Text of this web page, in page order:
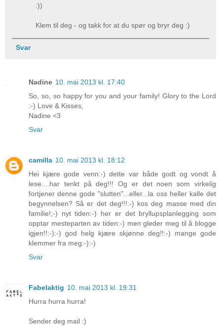
:))
Klem til deg - og takk for at du spør og bryr deg :)
Svar
Nadine 10. mai 2013 kl. 17:40
So, so, so happy for you and your family! Glory to the Lord
:-) Love & Kisses,
Nadine <3
Svar
camilla 10. mai 2013 kl. 18:12
Hei kjære gode venn:-) dette var både godt og vondt å
lese....har tenkt på deg!!! Og er det noen som virkelig
fortjener denne gode "slutten"...eller...la oss heller kalle det
begynnelsen? Så er det deg!!!:-) kos deg masse med din
familie!;-) nyt tiden:-) her er det bryllupsplanlegging som
opptar mesteparten av tiden:-) men gleder meg til å blogge
igjen!!:-):-) god helg kjære skjønne deg!!:-) mange gode
klemmer fra meg:-):-)
Svar
Fabelaktig 10. mai 2013 kl. 19:31
Hurra hurra hurra!
Sender deg mail :)